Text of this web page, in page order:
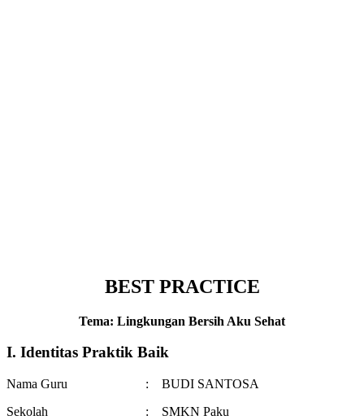
BEST PRACTICE
Tema: Lingkungan Bersih Aku Sehat
I. Identitas Praktik Baik
Nama Guru : BUDI SANTOSA
Sekolah : SMKN Paku